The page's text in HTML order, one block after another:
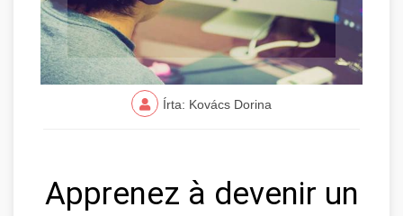
Írta: Kovács Dorina
Apprenez à devenir un